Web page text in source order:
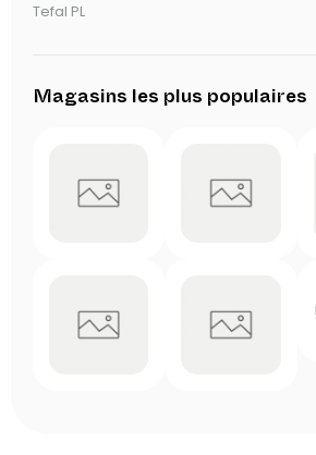
Tefal PL
Magasins les plus populaires